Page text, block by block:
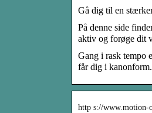
Gå dig til en
På denne side
aktiv og forøge dit
Gang i rask tempo
får dig i kanonform.
http s://www.motion-